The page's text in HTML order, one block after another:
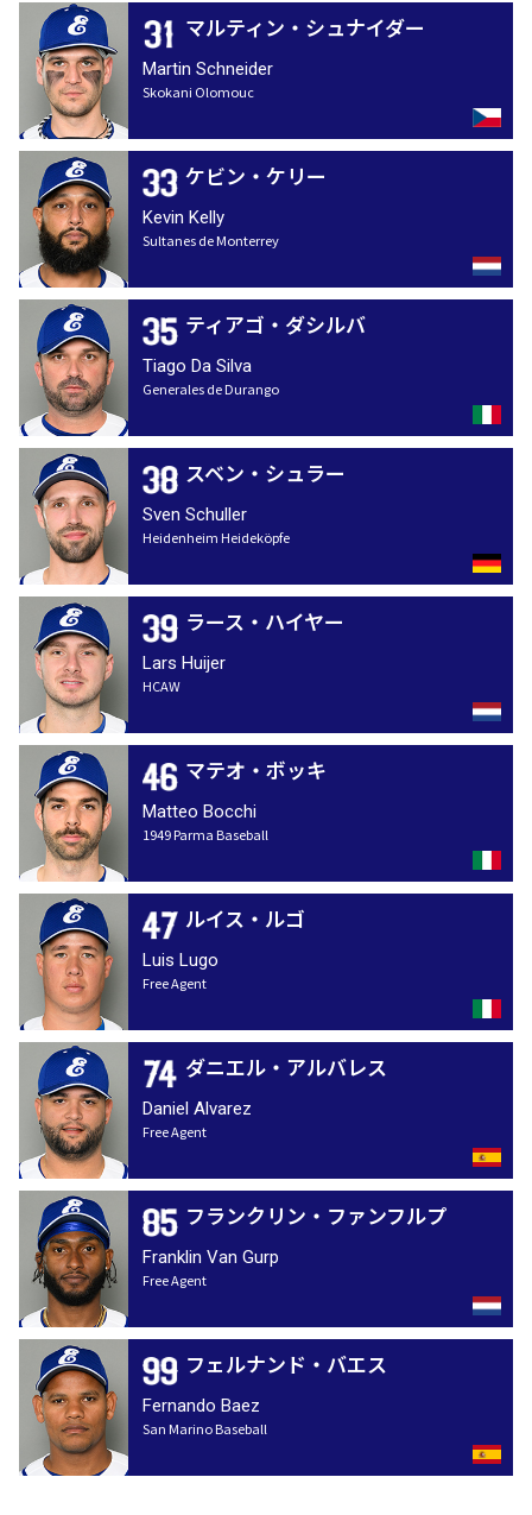
マルティン・シュナイダー
Martin Schneider
Skokani Olomouc
ケビン・ケリー
Kevin Kelly
Sultanes de Monterrey
ティアゴ・ダシルバ
Tiago Da Silva
Generales de Durango
スベン・シュラー
Sven Schuller
Heidenheim Heideköpfe
ラース・ハイヤー
Lars Huijer
HCAW
マテオ・ボッキ
Matteo Bocchi
1949 Parma Baseball
ルイス・ルゴ
Luis Lugo
Free Agent
ダニエル・アルバレス
Daniel Alvarez
Free Agent
フランクリン・ファンフルプ
Franklin Van Gurp
Free Agent
フェルナンド・バエス
Fernando Baez
San Marino Baseball